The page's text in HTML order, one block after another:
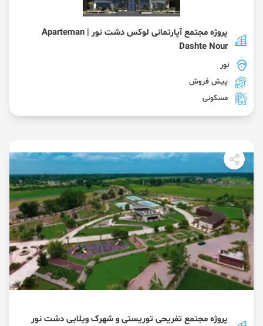
پروژه مجتمع آپارتمانی لوکس دشت نور | Aparteman
Dashte Nour
نور
پیش فروش
مسکونی
پروژه مجتمع تفریحی توریستی و شهرک ویلایی دشت نور